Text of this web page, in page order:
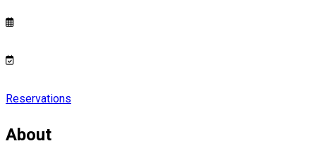
Reservations
About